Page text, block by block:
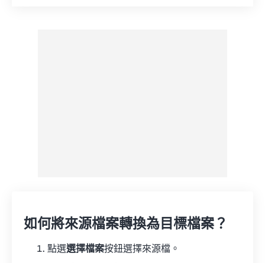
如何將來源檔案轉換為目標檔案？
點選選擇檔案按鈕選擇來源檔。